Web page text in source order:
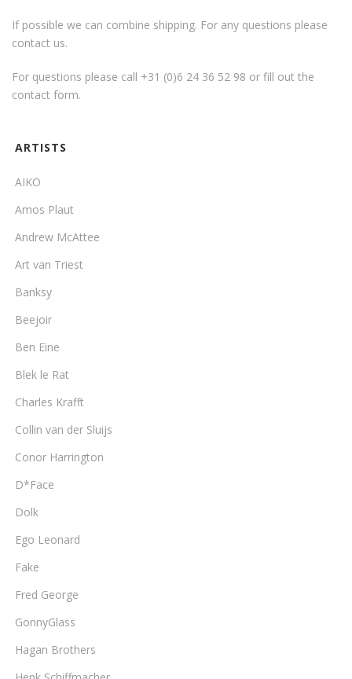
If possible we can combine shipping. For any questions please
contact us.
For questions please call +31 (0)6 24 36 52 98 or fill out the
contact form.
ARTISTS
AIKO
Amos Plaut
Andrew McAttee
Art van Triest
Banksy
Beejoir
Ben Eine
Blek le Rat
Charles Krafft
Collin van der Sluijs
Conor Harrington
D*Face
Dolk
Ego Leonard
Fake
Fred George
GonnyGlass
Hagan Brothers